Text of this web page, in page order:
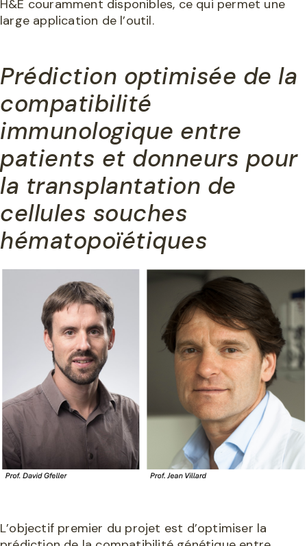
H&E couramment disponibles, ce qui permet une
large application de l’outil.
Prédiction optimisée de la
compatibilité
immunologique entre
patients et donneurs pour
la transplantation de
cellules souches
hématopoïétiques
L’objectif premier du projet est d’optimiser la